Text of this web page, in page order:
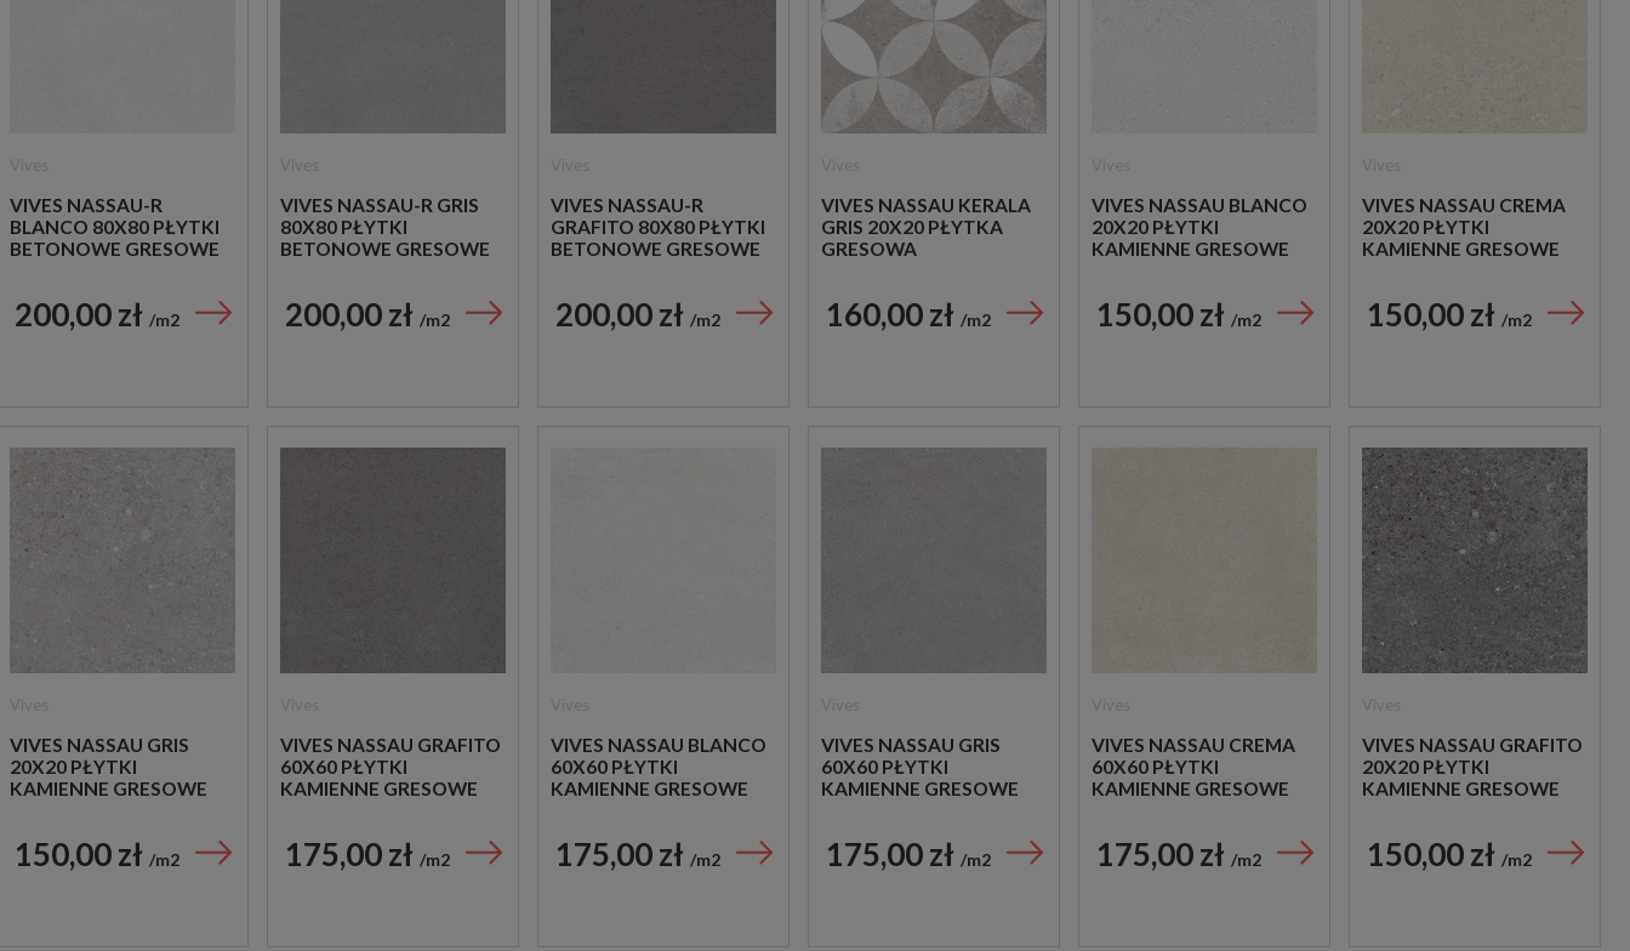
VIVES NASSAU-R
BLANCO 80X80 PŁYTKI
BETONOWE GRESOWE
200,00 zł m2
VIVES NASSAU-R GRIS
80X80 PŁYTKI
BETONOWE GRESOWE
200,00 zł m2
VIVES NASSAU-R
GRAFITO 80X80 PŁYTKI
BETONOWE GRESOWE
200,00 zł m2
VIVES NASSAU KERALA
GRIS 20X20 PŁYTKA
GRESOWA
160,00 zł m2
VIVES NASSAU BLANCO
20X20 PŁYTKI
KAMIENNE GRESOWE
150,00 zł m2
VIVES NASSAU CREMA
20X20 PŁYTKI
KAMIENNE GRESOWE
150,00 zł m2
VIVES NASSAU GRIS
20X20 PŁYTKI
KAMIENNE GRESOWE
150,00 zł m2
VIVES NASSAU GRAFITO
60X60 PŁYTKI
KAMIENNE GRESOWE
175,00 zł m2
VIVES NASSAU BLANCO
60X60 PŁYTKI
KAMIENNE GRESOWE
175,00 zł m2
VIVES NASSAU GRIS
60X60 PŁYTKI
KAMIENNE GRESOWE
175,00 zł m2
VIVES NASSAU CREMA
60X60 PŁYTKI
KAMIENNE GRESOWE
175,00 zł m2
VIVES NASSAU GRAFITO
20X20 PŁYTKI
KAMIENNE GRESOWE
150,00 zł m2